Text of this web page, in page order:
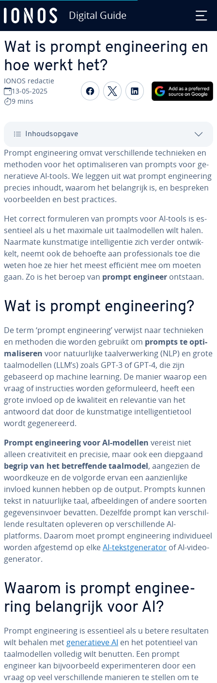
Digital Guide
Wat is prompt en­gi­nee­ring en
hoe werkt het?
IONOS redactie
13-05-2025
9 mins
Delen op Facebook
Delen op Twitter
Delen op
In­houds­op­ga­ve
Prompt en­gi­nee­ring omvat ver­schil­len­de tech­nie­ken en
methoden voor het op­ti­ma­li­se­ren van prompts voor ge­
ne­ra­tie­ve AI-tools. We leggen uit wat prompt en­gi­nee­ring
precies inhoudt, waarom het be­lang­rijk is, en bespreken
voor­beel­den en best practices.
Het correct for­mu­le­ren van prompts voor AI-tools is es­
sen­ti­eel als u het maximale uit taal­mo­del­len wilt halen.
Naarmate kunst­ma­ti­ge in­tel­li­gen­tie zich verder ont­wik­
kelt, neemt ook de behoefte aan pro­fes­si­o­nals toe die
weten hoe ze hier het meest efficiënt mee om moeten
gaan. Zo is het beroep van prompt engineer ontstaan.
Wat is prompt en­gi­nee­ring?
De term ‘prompt en­gi­nee­ring’ verwijst naar tech­nie­ken
en methoden die worden gebruikt om prompts te op­ti­
ma­li­se­ren voor na­tuur­lij­ke taal­ver­wer­king (NLP) en grote
taal­mo­del­len (LLM’s) zoals GPT-3 of GPT-4, die zijn
gebaseerd op machine learning. De manier waarop een
vraag of in­struc­ties worden ge­for­mu­leerd, heeft een
grote invloed op de kwaliteit en re­le­van­tie van het
antwoord dat door de kunst­ma­ti­ge in­tel­li­gen­tie­tool
wordt ge­ge­ne­reerd.
Prompt en­gi­nee­ring voor AI-modellen vereist niet
alleen cre­a­ti­vi­teit en precisie, maar ook een diepgaand
begrip van het be­tref­fen­de taalmodel, aangezien de
woord­keu­ze en de volgorde ervan een aan­zien­lij­ke
invloed kunnen hebben op de output. Prompts kunnen
tekst in na­tuur­lij­ke taal, af­beel­din­gen of andere soorten
ge­ge­vens­in­voer bevatten. Dezelfde prompt kan ver­schil­
len­de re­sul­ta­ten opleveren op ver­schil­len­de AI-
platforms. Daarom moet prompt en­gi­nee­ring in­di­vi­du­eel
worden afgestemd op elkeAI-tekst­ge­ne­ra­tor of AI-vi­deo­
ge­ne­ra­tor.
Waarom is prompt en­gi­nee­
ring be­lang­rijk voor AI?
Prompt en­gi­nee­ring is es­sen­ti­eel als u betere re­sul­ta­ten
wilt behalen met ge­ne­ra­tie­ve AI en het po­ten­ti­eel van
taal­mo­del­len volledig wilt benutten. Een prompt
engineer kan bij­voor­beeld ex­pe­ri­men­te­ren door een
vraag op veel ver­schil­len­de manieren te stellen om te